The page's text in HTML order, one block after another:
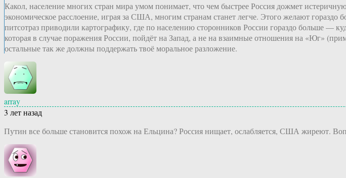
Какол, население многих стран мира умом понимает, что чем быстрее Россия дожмет
экономическое расслоение, играя за США, многим странам станет легче. Этого желают
питсотраз приводили картографику, где по населению сторонников России гораздо больше —
которая в случае поражения России, пойдёт на Запад, а не на взаимные отношения на «Юг»
остальные так же должны поддержать твоё моральное разложение.
array
3 лет назад
Путин все больше становится похож на Ельцина? Россия нищает, ослабляется, США жиреют.